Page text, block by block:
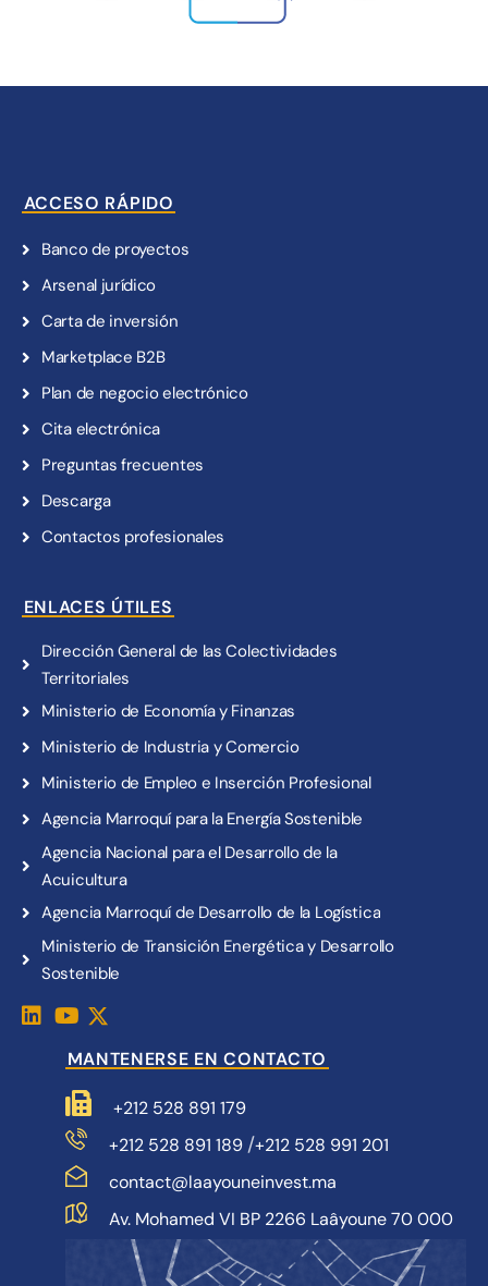
ACCESO RÁPIDO
Banco de proyectos
Arsenal jurídico
Carta de inversión
Marketplace B2B
Plan de negocio electrónico
Cita electrónica
Preguntas frecuentes
Descarga
Contactos profesionales
ENLACES ÚTILES
Dirección General de las Colectividades
Territoriales
Ministerio de Economía y Finanzas
Ministerio de Industria y Comercio
Ministerio de Empleo e Inserción Profesional
Agencia Marroquí para la Energía Sostenible
Agencia Nacional para el Desarrollo de la
Acuicultura
Agencia Marroquí de Desarrollo de la Logística
Ministerio de Transición Energética y Desarrollo
Sostenible
MANTENERSE EN CONTACTO
+212 528 891 179
+212 528 891 189/+212 528 991 201
contact@laayouneinvest.ma
Av. Mohamed VI BP 2266 Laâyoune 70 000